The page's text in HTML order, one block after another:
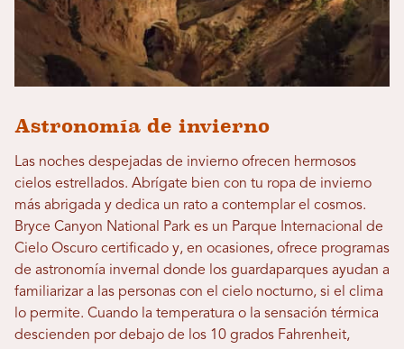
Astronomía de invierno
Las noches despejadas de invierno ofrecen hermosos
cielos estrellados. Abrígate bien con tu ropa de invierno
más abrigada y dedica un rato a contemplar el cosmos.
Bryce Canyon National Park es un Parque Internacional de
Cielo Oscuro certificado y, en ocasiones, ofrece programas
de astronomía invernal donde los guardaparques ayudan a
familiarizar a las personas con el cielo nocturno, si el clima
lo permite. Cuando la temperatura o la sensación térmica
descienden por debajo de los 10 grados Fahrenheit,